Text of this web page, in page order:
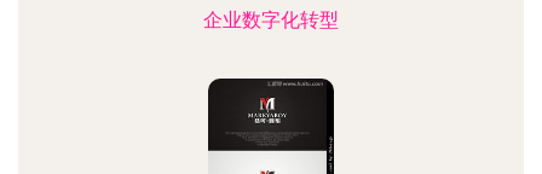
企业数字化转型